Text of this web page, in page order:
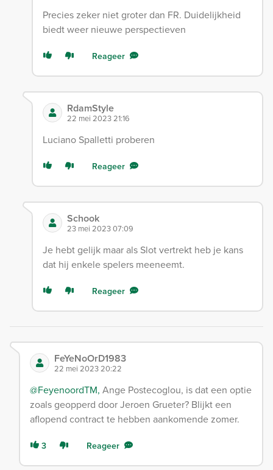
Precies zeker niet groter dan FR. Duidelijkheid
biedt weer nieuwe perspectieven
Reageer
RdamStyle
22 mei 2023 21:16
Luciano Spalletti proberen
Reageer
Schook
23 mei 2023 07:09
Je hebt gelijk maar als Slot vertrekt heb je kans
dat hij enkele spelers meeneemt.
Reageer
FeYeNoOrD1983
22 mei 2023 20:22
@FeyenoordTM, Ange Postecoglou, is dat een optie
zoals geopperd door Jeroen Grueter? Blijkt een
aflopend contract te hebben aankomende zomer.
3 Reageer